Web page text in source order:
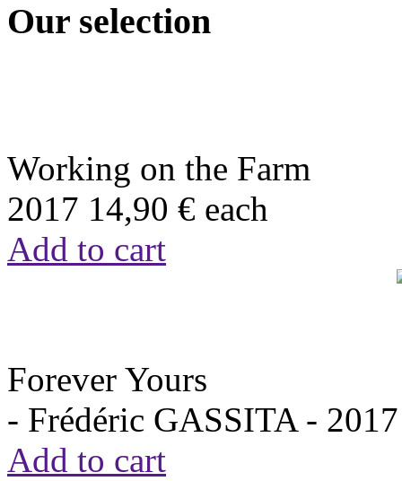
Our selection
Working on the Farm
2017 14,90 € each
Add to cart
Forever Yours
- Frédéric GASSITA - 2017
Add to cart